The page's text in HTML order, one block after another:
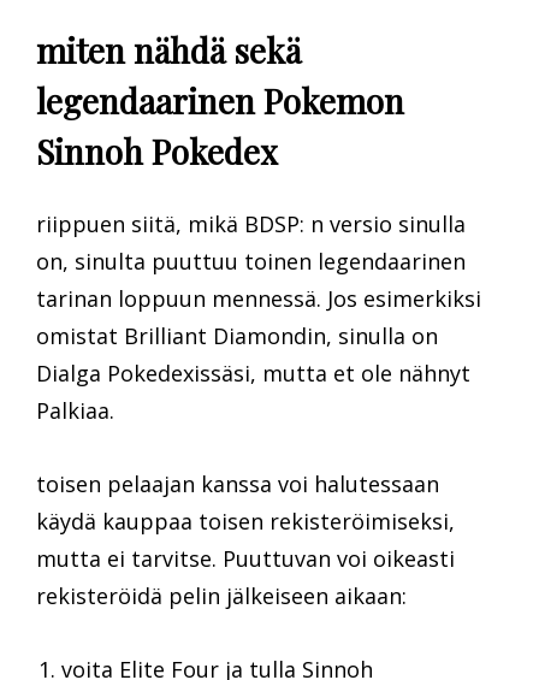
miten nähdä sekä
legendaarinen Pokemon
Sinnoh Pokedex
riippuen siitä, mikä BDSP: n versio sinulla
on, sinulta puuttuu toinen legendaarinen
tarinan loppuun mennessä. Jos esimerkiksi
omistat Brilliant Diamondin, sinulla on
Dialga Pokedexissäsi, mutta et ole nähnyt
Palkiaa.
toisen pelaajan kanssa voi halutessaan
käydä kauppaa toisen rekisteröimiseksi,
mutta ei tarvitse. Puuttuvan voi oikeasti
rekisteröidä pelin jälkeiseen aikaan:
voita Elite Four ja tulla Sinnoh